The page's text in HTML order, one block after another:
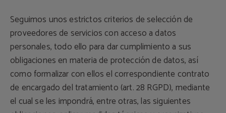
Seguimos unos estrictos criterios de selección de
proveedores de servicios con acceso a datos
personales, todo ello para dar cumplimiento a sus
obligaciones en materia de protección de datos, así
como formalizar con ellos el correspondiente contrato
de encargado del tratamiento (art. 28 RGPD), mediante
el cual se les impondrá, entre otras, las siguientes